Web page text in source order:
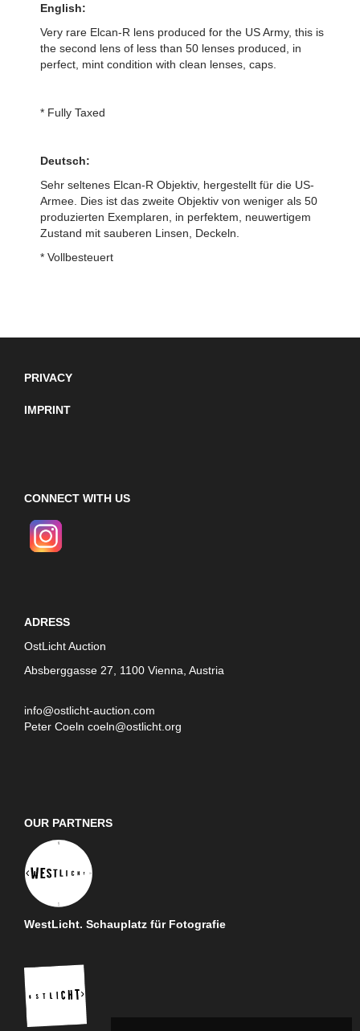
English:
Very rare Elcan-R lens produced for the US Army, this is
the second lens of less than 50 lenses produced, in
perfect, mint condition with clean lenses, caps.
* Fully Taxed
Deutsch:
Sehr seltenes Elcan-R Objektiv, hergestellt für die US-
Armee. Dies ist das zweite Objektiv von weniger als 50
produzierten Exemplaren, in perfektem, neuwertigem
Zustand mit sauberen Linsen, Deckeln.
* Vollbesteuert
PRIVACY
IMPRINT
CONNECT WITH US
ADRESS
OstLicht Auction
Absberggasse 27, 1100 Vienna, Austria
info@ostlicht-auction.com
Peter Coeln coeln@ostlicht.org
OUR PARTNERS
WestLicht. Schauplatz für Fotografie